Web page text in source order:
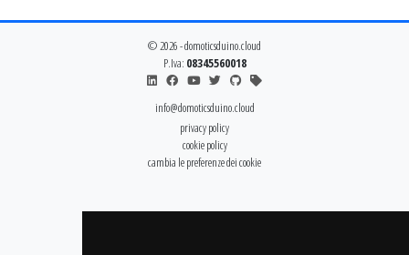
© 2026 - domoticsduino.cloud
P.Iva: 08345560018
info@domoticsduino.cloud
privacy policy
cookie policy
cambia le preferenze dei cookie